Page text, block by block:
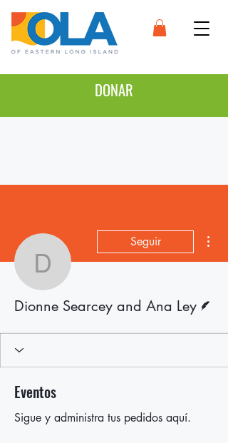
DONAR
Dionne
Seguir
Dionne Searcey and Ana Ley
Eventos
Sigue y administra tus pedidos aquí.